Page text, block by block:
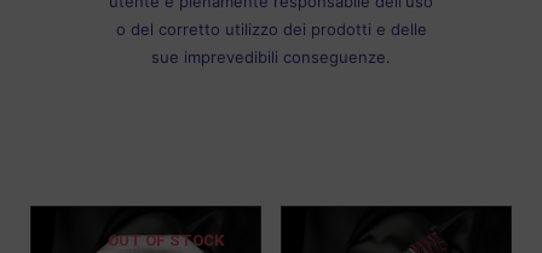
o del corretto utilizzo dei prodotti e delle
sue imprevedibili conseguenze.
OUT OF STOCK